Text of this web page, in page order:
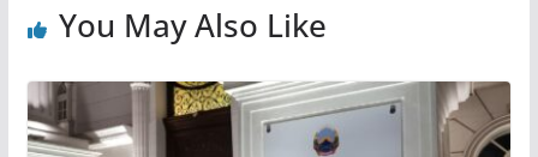
You May Also Like